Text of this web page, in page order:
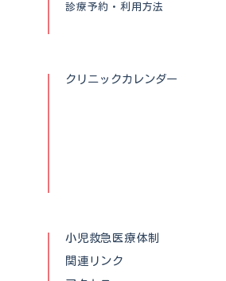
診療予約・利用方法
クリニックカレンダー
小児救急医療体制
関連リンク